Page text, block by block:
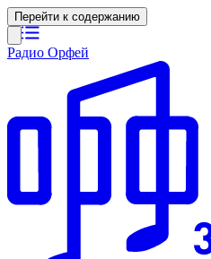
Перейти к содержанию
Радио Орфей